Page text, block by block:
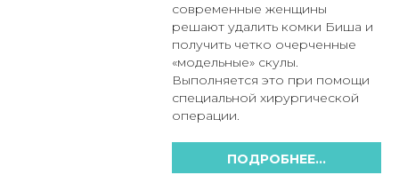
современные женщины
решают удалить комки Биша и
получить четко очерченные
«модельные» скулы.
Выполняется это при помощи
специальной хирургической
операции.
ПОДРОБНЕЕ...